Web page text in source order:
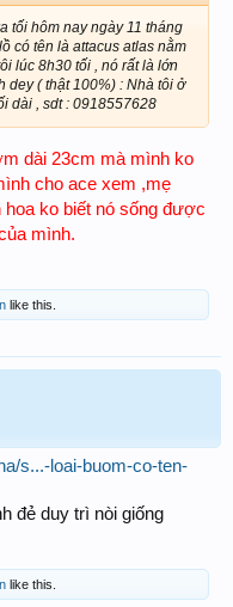
tối hôm nay ngày 11 tháng
có tên là attacus atlas nằm
lúc 8h30 tối , nó rất là lớn
dey ( thật 100%) : Nhà tôi ở
dài , sdt : 0918557628
dài 23cm mà mình ko
cho ace xem ,mẹ
hoa ko biết nó sống được
mình.
like this.
s...-loai-buom-co-ten-
đẻ duy trì nòi giống
like this.